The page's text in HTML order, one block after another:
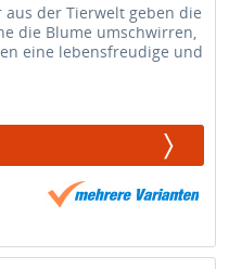
aus der Tierwelt geben die
die Blume umschwirren,
eine lebensfreudige und